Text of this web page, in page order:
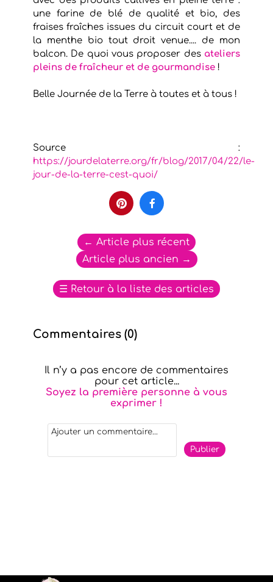
une farine de blé de qualité et bio, des
fraises fraîches issues du circuit court et de
la menthe bio tout droit venue.... de mon
balcon. De quoi vous proposer des ateliers
pleins de fraîcheur et de gourmandise !
Belle Journée de la Terre à toutes et à tous !
Source :
https://jourdelaterre.org/fr/blog/2017/04/22/le-
jour-de-la-terre-cest-quoi/
 
← Article plus récent
Article plus ancien →
☰ Retour à la liste des articles
Commentaires (0)
Il n’y a pas encore de commentaires
pour cet article...
Soyez la première personne à vous
exprimer !
Publier